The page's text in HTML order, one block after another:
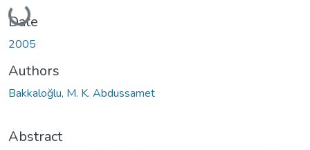
Loading...
Date
2005
Authors
Bakkaloğlu, M. K. Abdussamet
Abstract